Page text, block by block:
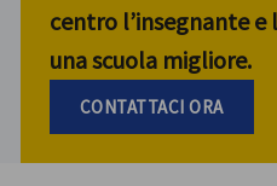
centro l’insegnante e
una scuola migliore.
CONTATTACI ORA